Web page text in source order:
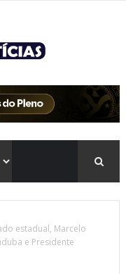
estadual, Marcelo
e Presidente